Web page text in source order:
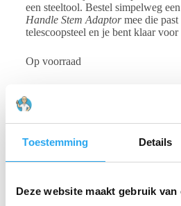
Toestemming Details
Deze website maakt gebruik van
een steeltool. Bestel simpelweg
Handle Stem Adaptormee die
telescoopsteel en je bent klaar
Op voorraad
Toevoegen